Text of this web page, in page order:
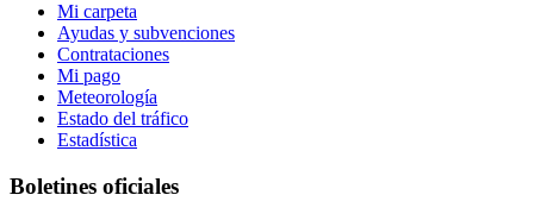
Mi carpeta
Ayudas y subvenciones
Contrataciones
Mi pago
Meteorología
Estado del tráfico
Estadística
Boletines oficiales